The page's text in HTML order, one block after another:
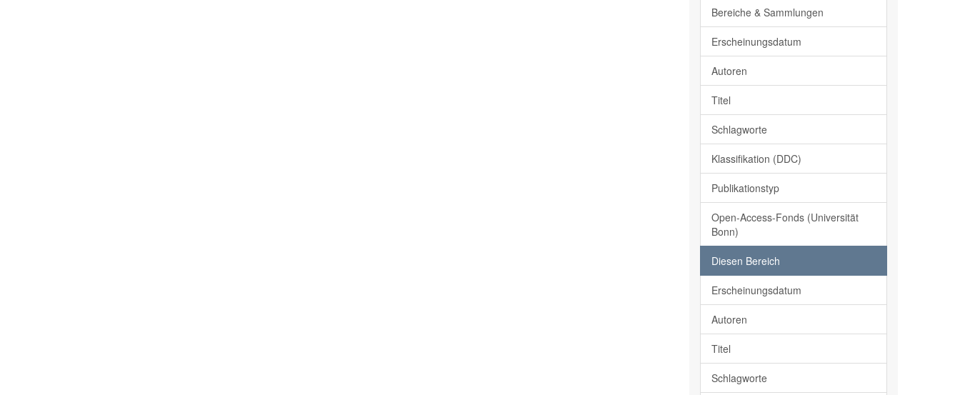
Bereiche & Sammlungen
Erscheinungsdatum
Autoren
Titel
Schlagworte
Klassifikation (DDC)
Publikationstyp
Open-Access-Fonds (Universität
Bonn)
Diesen Bereich
Erscheinungsdatum
Autoren
Titel
Schlagworte